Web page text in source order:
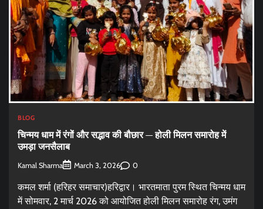
BLOG
चिन्मय धाम में रंगों और सद्भाव की बौछार — होली मिलन समारोह में
उमड़ा जनसैलाब
Kamal Sharma March 3, 2026 0
कमल शर्मा (हरिहर समाचार)हरिद्वार। भारतमाता पुरम स्थित चिन्मय धाम
में सोमवार, 2 मार्च 2026 को आयोजित होली मिलन समारोह रंग, उमंग